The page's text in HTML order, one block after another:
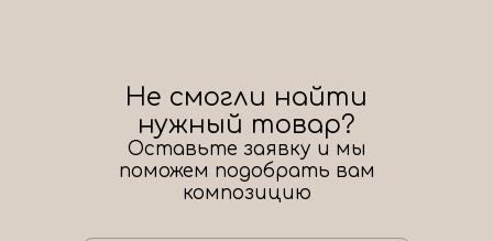
Не смогли найти
нужный товар?
Оставьте заявку и мы
поможем подобрать вам
композицию